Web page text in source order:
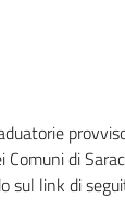
di
sul link di